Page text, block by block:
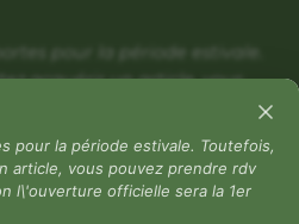
pour la période estivale.
acquérir un article, vous
portable. Sinon
la 1er septembre. Merci
Fermé
pour la période estivale. Toutefois,
article, vous pouvez prendre rdv
l\'ouverture officielle sera la 1er